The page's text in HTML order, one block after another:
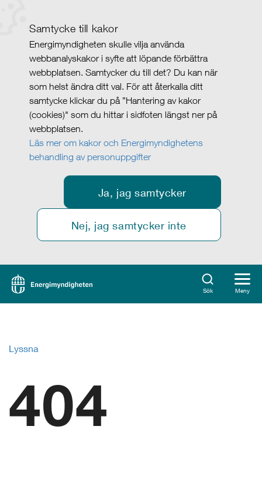
Samtycke till kakor
Energimyndigheten skulle vilja använda
webbanalyskakor i syfte att löpande förbättra
webbplatsen. Samtycker du till det? Du kan när
som helst ändra ditt val. För att återkalla ditt
samtycke klickar du på ”Hantering av kakor
(cookies)" som du hittar i sidfoten längst ner på
webbplatsen.
Läs mer om kakor och Energimyndighetens
behandling av personuppgifter
Ja, jag samtycker
Nej, jag samtycker inte
Sök Meny
Lyssna
404